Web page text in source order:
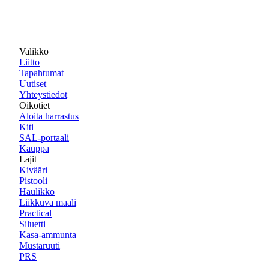
Valikko
Liitto
Tapahtumat
Uutiset
Yhteystiedot
Oikotiet
Aloita harrastus
Kiti
SAL-portaali
Kauppa
Lajit
Kivääri
Pistooli
Haulikko
Liikkuva maali
Practical
Siluetti
Kasa-ammunta
Mustaruuti
PRS